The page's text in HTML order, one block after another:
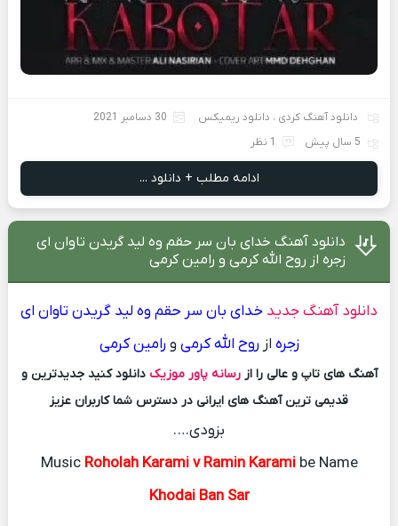
دانلود آهنگ کردی ، دانلود ریمیکس
30 دسامبر 2021
5 سال پیش
1 نظر
ادامه مطلب + دانلود ...
دانلود آهنگ خدای بان سر حقم وه لید گریدن تاوان ای
زجره از روح الله کرمی و رامین کرمی
دانلود آهنگ جدید خدای بان سر حقم وه لید گریدن تاوان ای
زجره از روح الله کرمی و رامین کرمی
آهنگ های تاپ و عالی را ازرسانه پاور موزیک دانلود کنید جدیدترین و
قدیمی ترین آهنگ های ایرانی در دسترس شما کاربران عزیز
بزودی….
MusicRoholah Karami v Ramin Karami be Name
Khodai Ban Sar